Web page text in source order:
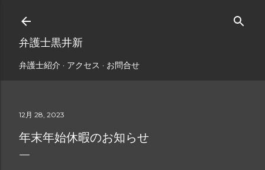
スキップしてメイン コンテンツに移動
弁護士黒井新
弁護士紹介 アクセス お問合せ
12月 28, 2023
年末年始休暇のお知らせ